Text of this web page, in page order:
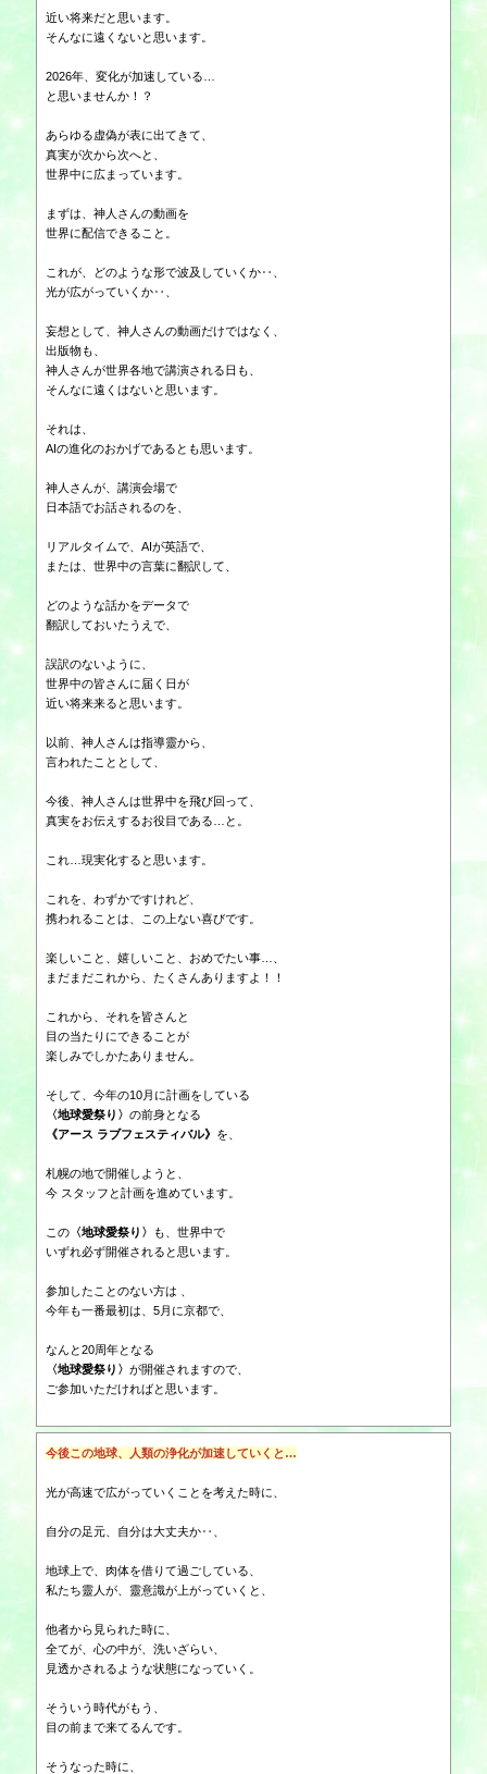
近い将来だと思います。
そんなに遠くないと思います。
2026年、変化が加速している…
と思いませんか！？
あらゆる虚偽が表に出てきて、
真実が次から次へと、
世界中に広まっています。
まずは、神人さんの動画を
世界に配信できること。
これが、どのような形で波及していくか‥、
光が広がっていくか‥、
妄想として、神人さんの動画だけではなく、
出版物も、
神人さんが世界各地で講演される日も、
そんなに遠くはないと思います。
それは、
AIの進化のおかげであるとも思います。
神人さんが、講演会場で
日本語でお話されるのを、
リアルタイムで、AIが英語で、
または、世界中の言葉に翻訳して、
どのような話かをデータで
翻訳しておいたうえで、
誤訳のないように、
世界中の皆さんに届く日が
近い将来来ると思います。
以前、神人さんは指導靈から、
言われたこととして、
今後、神人さんは世界中を飛び回って、
真実をお伝えするお役目である…と。
これ…現実化すると思います。
これを、わずかですけれど、
携われることは、この上ない喜びです。
楽しいこと、嬉しいこと、おめでたい事…、
まだまだこれから、たくさんありますよ！！
これから、それを皆さんと
目の当たりにできることが
楽しみでしかたありません。
そして、今年の10月に計画をしている
〈地球愛祭り〉の前身となる
《アース ラブフェスティバル》 を、
札幌の地で開催しようと、
今 スタッフと計画を進めています。
この 〈地球愛祭り〉
も、世界中で
いずれ必ず開催されると思います。
参加したことのない方は 、
今年も一番最初は、5月に京都で、
なんと20周年となる
〈地球愛祭り〉が開催されますので、
ご参加いただければと思います。
今後この地球、人類の浄化が加速していく と…
光が高速で広がっていくことを考えた時に、
自分の足元、自分は大丈夫か‥、
地球上で、肉体を借りて過ごしている、
私たち靈人が、靈意識が上がっていくと、
他者から見られた時に、
全てが、心の中が、洗いざらい、
見透かされるような状態になっていく。
そういう時代がもう、
目の前まで来てるんです。
そうなった時に、